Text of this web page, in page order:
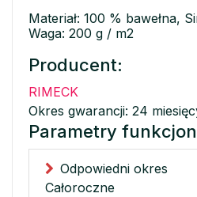
Materiał: 100 % bawełna,
Waga: 200 g / m2
Producent:
RIMECK
Okres gwarancji: 24
Parametry
Odpowiedni okres
Całoroczne